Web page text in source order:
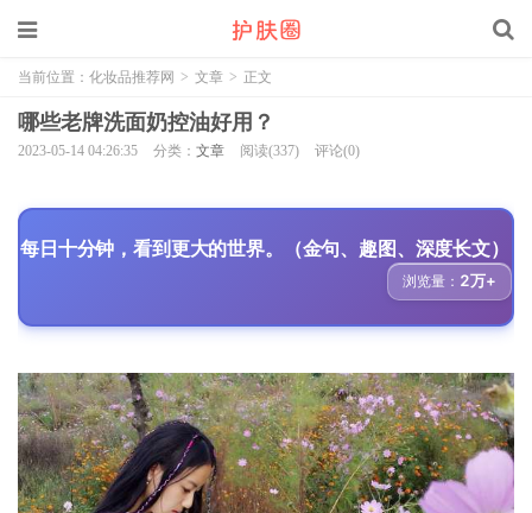
当前位置： 化妆品推荐网 > 文章 > 正文
哪些老牌洗面奶控油好用？
2023-05-14 04:26:35 分类： 文章 阅读(337) 评论(0)
每日十分钟，看到更大的世界。（金句、趣图、深度长文）
浏览量： 2万+